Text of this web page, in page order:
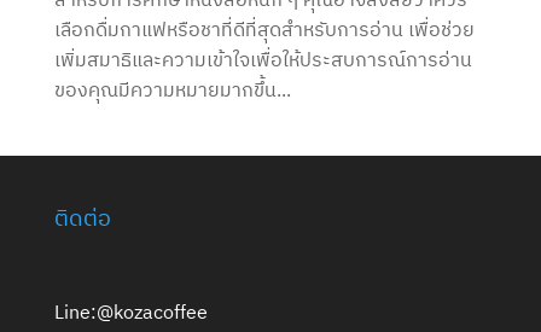
เลือกดื่มกาแฟหรือชาที่ดีที่สุดสำหรับการอ่าน เพื่อช่วย
เพิ่มสมาธิและความเข้าใจเพื่อให้ประสบการณ์การอ่าน
ของคุณมีความหมายมากขึ้น...
ติดต่อ
Line:@kozacoffee